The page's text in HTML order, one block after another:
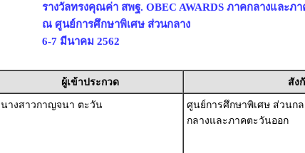
รางวัลทรงคุณค่า สพฐ. OBEC AWARDS ภาคกลางและภ
ณ ศูนย์การศึกษาพิเศษ ส่วนกลาง
6-7 มีนาคม 2562
ผู้เข้าประกวด สัง
นางสาวกาญจนา ตะวัน
ศูนย์การศึกษาพิเศษ ส่วนก
กลางและภาคตะวันออก